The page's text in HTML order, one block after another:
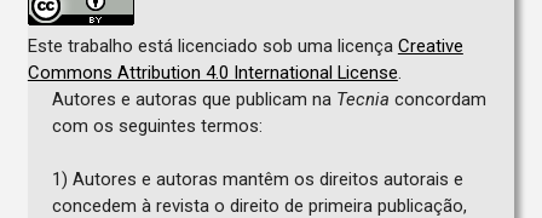
Este trabalho está licenciado sob uma licença Creative
Commons Attribution 4.0 International License.
Autores e autoras que publicam na Tecnia concordam
com os seguintes termos:
1) Autores e autoras mantêm os direitos autorais e
concedem à revista o direito de primeira publicação,